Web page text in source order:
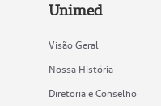
Unimed
Visão Geral
Nossa História
Diretoria e Conselho